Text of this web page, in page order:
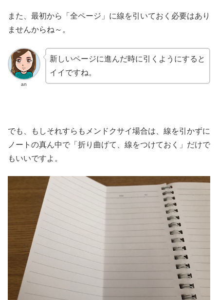
また、最初から「全ページ」に線を引いておく必要はあり
ませんからね～。
an
新しいページに進んだ時に引くようにすると
イイですね。
でも、もしそれすらもメンドクサイ場合は、線を引かずに
ノートの真ん中で「折り曲げて、線をつけておく」だけで
もいいですよ。